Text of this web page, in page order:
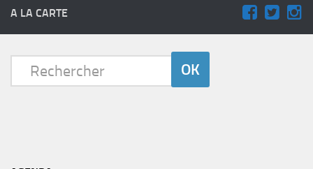
A LA CARTE